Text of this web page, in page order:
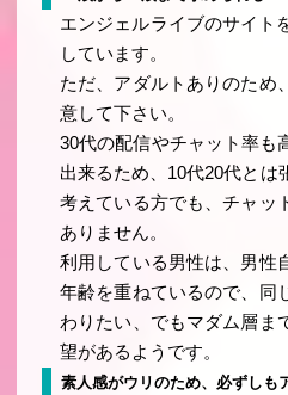
エンジェルライブのサイト
しています。
ただ、アダルトありのため
意して下さい。
30代の配信やチャット率も
出来るため、10代20代とは
考えている方でも、チャッ
ありません。
利用している男性は、男性
年齢を重ねているので、同
わりたい、でもマダム層ま
望があるようです。
素人感がウリのため、必ずしも